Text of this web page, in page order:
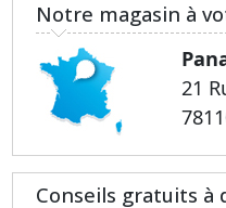
Notre magasin à
21
Conseils gratuits à